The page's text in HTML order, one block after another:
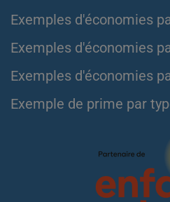
Exemples d'économies
Exemples d'économies
Exemples d'économies
Exemple de prime par